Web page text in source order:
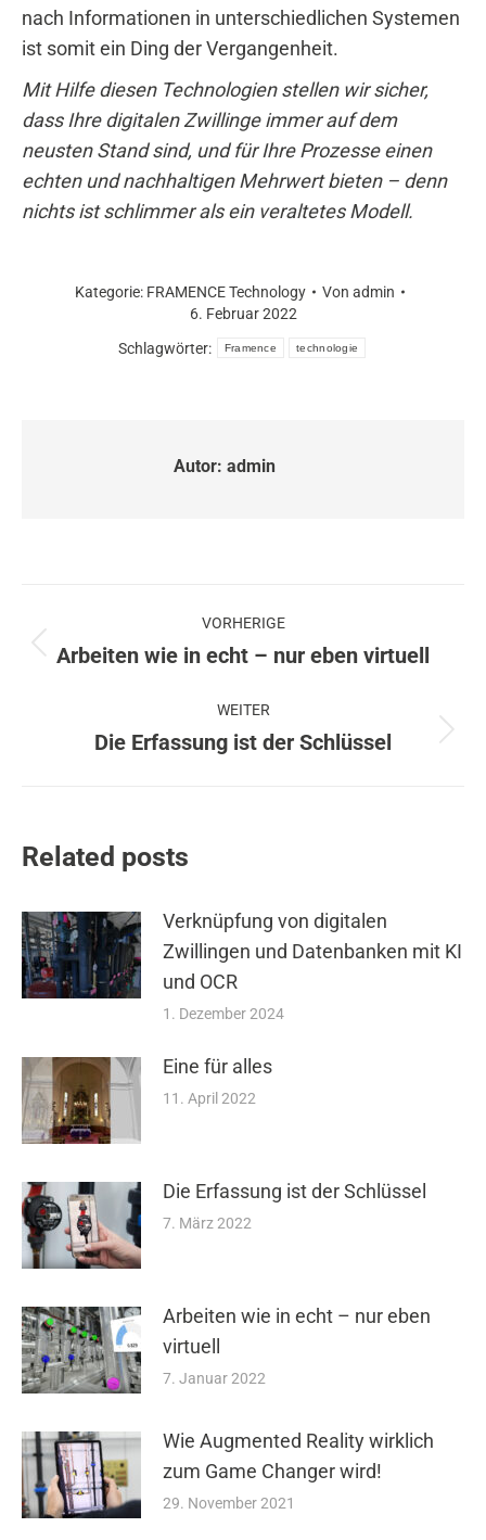
nach Informationen in unterschiedlichen Systemen
ist somit ein Ding der Vergangenheit.
Mit Hilfe diesen Technologien stellen wir sicher,
dass Ihre digitalen Zwillinge immer auf dem
neusten Stand sind, und für Ihre Prozesse einen
echten und nachhaltigen Mehrwert bieten – denn
nichts ist schlimmer als ein veraltetes Modell.
Kategorie: FRAMENCE Technology Von admin
6. Februar 2022
Schlagwörter:
Framence technologie
Autor: admin
VORHERIGE
Vorheriger
Arbeiten wie in echt – nur eben virtuell
WEITER
Nächster
Die Erfassung ist der Schlüssel
Related posts
Verknüpfung von digitalen
Zwillingen und Datenbanken mit KI
und OCR
1. Dezember 2024
Eine für alles
11. April 2022
Die Erfassung ist der Schlüssel
7. März 2022
Arbeiten wie in echt – nur eben
virtuell
7. Januar 2022
Wie Augmented Reality wirklich
zum Game Changer wird!
29. November 2021